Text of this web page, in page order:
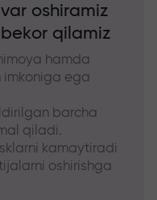
oshiramiz
qilamiz
hamda
imkoniga ega
barcha
qiladi.
kamaytiradi
oshirishga